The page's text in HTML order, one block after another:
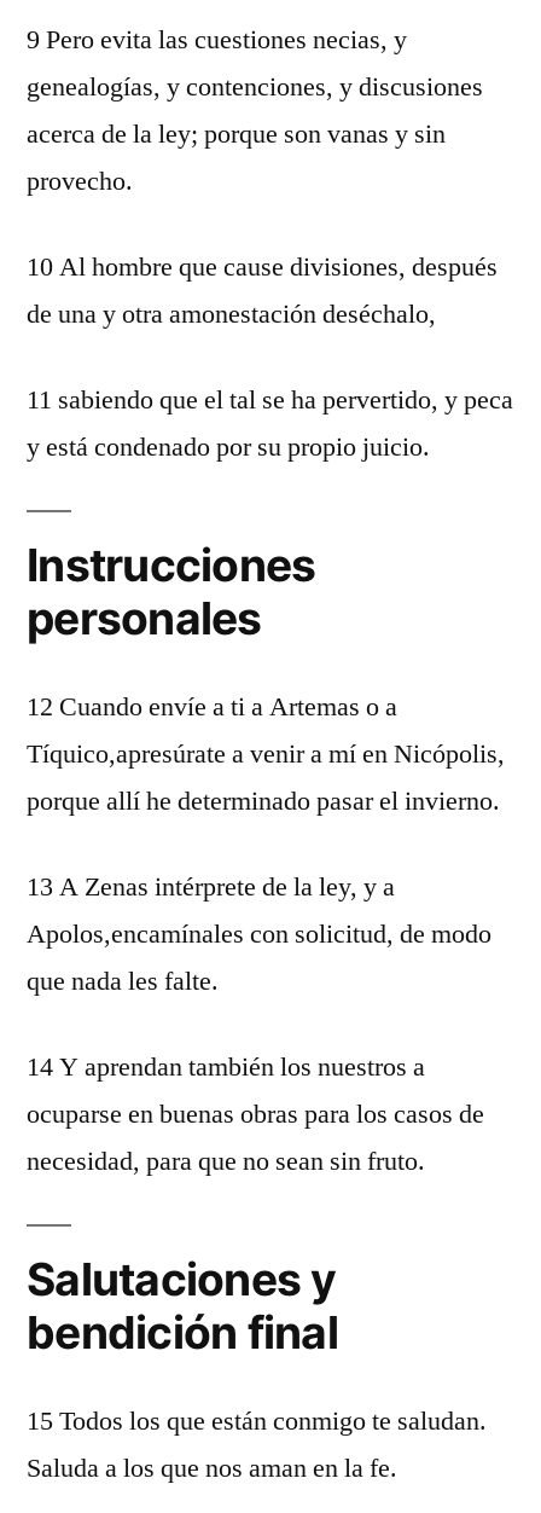
9 Pero evita las cuestiones necias, y
genealogías, y contenciones, y discusiones
acerca de la ley; porque son vanas y sin
provecho.
10 Al hombre que cause divisiones, después
de una y otra amonestación deséchalo,
11 sabiendo que el tal se ha pervertido, y peca
y está condenado por su propio juicio.
Instrucciones
personales
12 Cuando envíe a ti a Artemas o a
Tíquico,apresúrate a venir a mí en Nicópolis,
porque allí he determinado pasar el invierno.
13 A Zenas intérprete de la ley, y a
Apolos,encamínales con solicitud, de modo
que nada les falte.
14 Y aprendan también los nuestros a
ocuparse en buenas obras para los casos de
necesidad, para que no sean sin fruto.
Salutaciones y
bendición final
15 Todos los que están conmigo te saludan.
Saluda a los que nos aman en la fe.